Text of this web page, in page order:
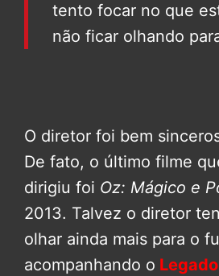
tento focar no que
não ficar olhando
O diretor foi bem
De fato, o último filme
dirigiu foi Oz: Mágico e
2013. Talvez o diretor
olhar ainda mais para o
acompanhando o